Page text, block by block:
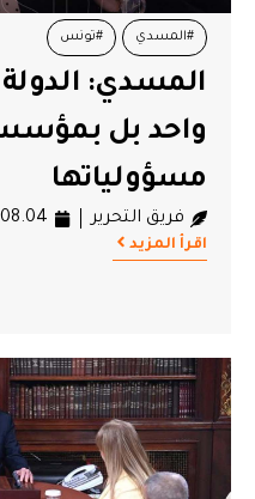
#المسدي #تونس
المسدي: الدولة
واحد بل
مسؤولياتها
فريق التحرير
اقرأ المزيد